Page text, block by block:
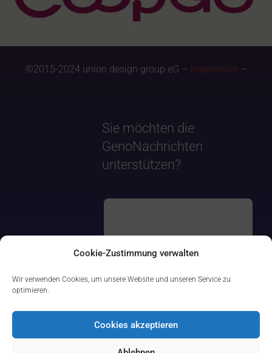
Cookie-Zustimmung verwalten
Wir verwenden Cookies, um unsere Website und unseren Service zu
optimieren.
Cookies akzeptieren
©2015-2024 union design group eG – Impressum –
Sie möchten die
GenoNachrichten
unterstützen?